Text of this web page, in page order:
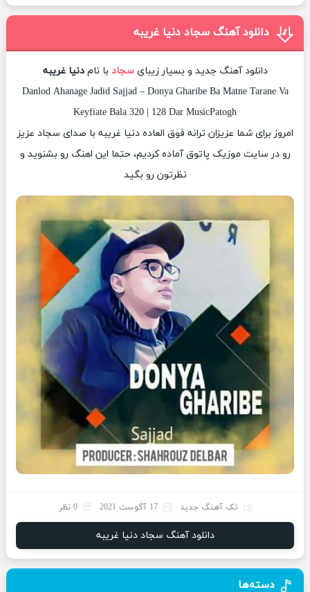
دانلود آهنگ سجاد دنیا غریبه
دانلود آهنگ جدید و بسیار زیبایسجاد با نامدنیا غریبه
Danlod Ahanage Jadid Sajjad – Donya Gharibe Ba Matne Tarane Va
Keyfiate Bala 320 | 128 Dar MusicPatogh
امروز برای شما عزیزان ترانه فوق العاده دنیا غریبه با صدای سجاد عزیز
رو در سایت موزیک پاتوق آماده کردیم، حتما این اهنگ رو بشنوید و
نظرتون رو بگید
تک آهنگ جدید 17 آگوست 2021 0 نظر
دانلود آهنگ سجاد دنیا غریبه
دسته‌ها